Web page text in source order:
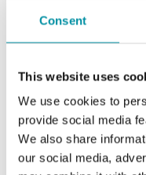
Consent
This website uses
We use cookies to
provide social media
We also share
our social media,
Lunghezza del tubo
Lunghezza totale
pozzetto